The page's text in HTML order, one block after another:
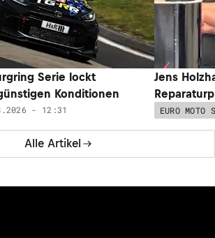
Alle Artikel
Serie lockt
Konditionen
- 12:31
Jens
EURO MOTO